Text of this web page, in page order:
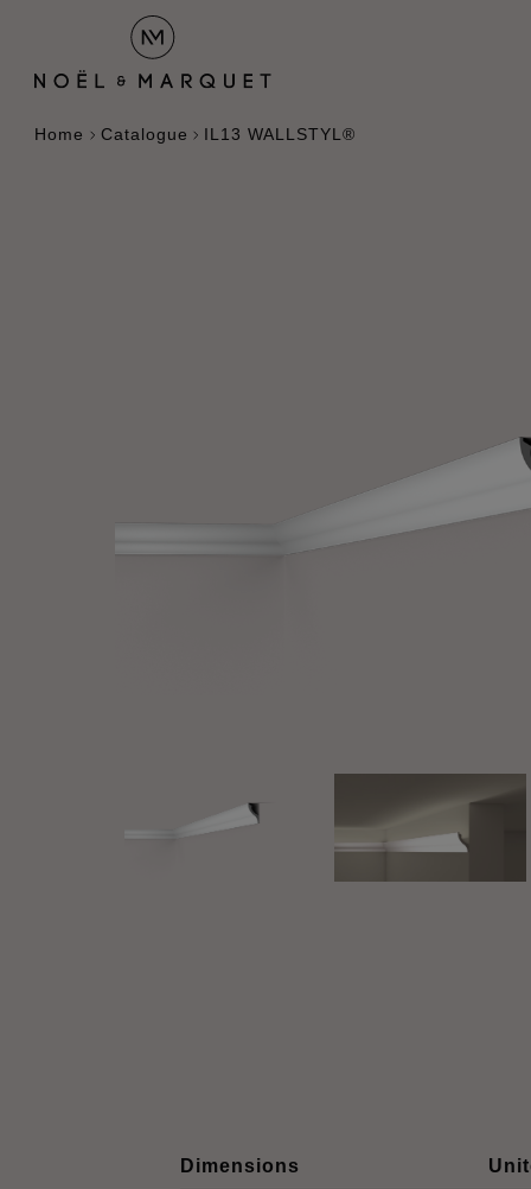
Home Catalogue IL13 WALLSTYL®
Dimensions